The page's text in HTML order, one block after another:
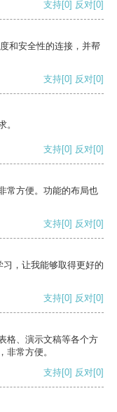
支持[0] 反对[0]
和安全性的连接，并帮
支持[0] 反对[0]
。
支持[0] 反对[0]
常方便。功能的布局也
支持[0] 反对[0]
，让我能够取得更好的
支持[0] 反对[0]
格、演示文稿等各个方
非常方便。
支持[0] 反对[0]